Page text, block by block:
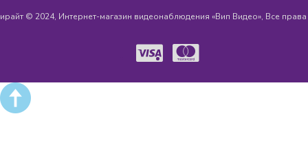
© 2024, Интернет-магазин видеонаблюдения «Вип Видео», Все